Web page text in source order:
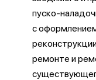
пуско-
с
ремонте и